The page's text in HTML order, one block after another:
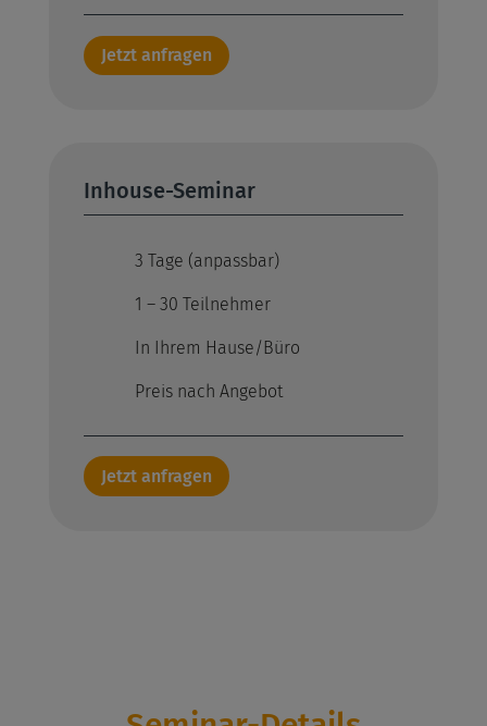
Jetzt anfragen
Inhouse-Seminar
3 Tage (anpassbar)
1 – 30 Teilnehmer
In Ihrem Hause/Büro
Preis nach Angebot
Jetzt anfragen